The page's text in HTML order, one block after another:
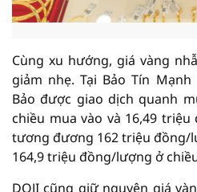
Cùng xu hướng, giá vàng
giảm nhẹ. Tại Bảo Tín
Bảo được giao dịch quanh
chiều mua vào và 16,49
tương đương 162 triệu đồng/
164,9 triệu đồng/lượng ở
DOJI cũng giữ nguyên giá